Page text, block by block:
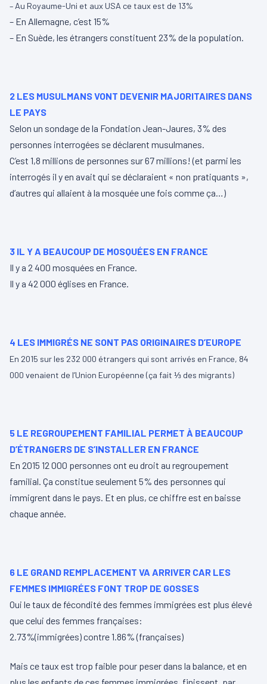
– Au Royaume-Uni et aux USA ce taux est de 13%
– En Allemagne, c’est 15%
– En Suède, les étrangers constituent 23% de la population.
2 LES MUSULMANS VONT DEVENIR MAJORITAIRES DANS
LE PAYS
Selon un sondage de la Fondation Jean-Jaures, 3% des
personnes interrogées se déclarent musulmanes.
C’est 1,8 millions de personnes sur 67 millions! (et parmi les
interrogés il y en avait qui se déclaraient « non pratiquants »,
d’autres qui allaient à la mosquée une fois comme ça…)
3 IL Y A BEAUCOUP DE MOSQUÉES EN FRANCE
Il y a 2 400 mosquées en France.
Il y a 42 000 églises en France.
4 LES IMMIGRÉS NE SONT PAS ORIGINAIRES D’EUROPE
En 2015 sur les 232 000 étrangers qui sont arrivés en France, 84
000 venaient de l’Union Européenne (ça fait ⅓ des migrants)
5 LE REGROUPEMENT FAMILIAL PERMET À BEAUCOUP
D’ÉTRANGERS DE S’INSTALLER EN FRANCE
En 2015 12 000 personnes ont eu droit au regroupement
familial. Ça constitue seulement 5% des personnes qui
immigrent dans le pays. Et en plus, ce chiffre est en baisse
chaque année.
6 LE GRAND REMPLACEMENT VA ARRIVER CAR LES
FEMMES IMMIGRÉES FONT TROP DE GOSSES
Oui le taux de fécondité des femmes immigrées est plus élevé
que celui des femmes françaises:
2.73%(immigrées) contre 1.86% (françaises)
Mais ce taux est trop faible pour peser dans la balance, et en